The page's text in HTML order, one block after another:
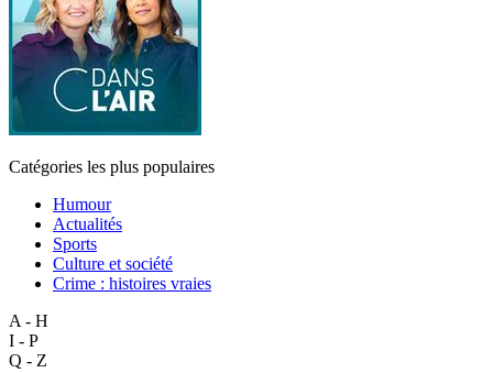
Catégories les plus populaires
Humour
Actualités
Sports
Culture et société
Crime : histoires vraies
A - H
I - P
Q - Z